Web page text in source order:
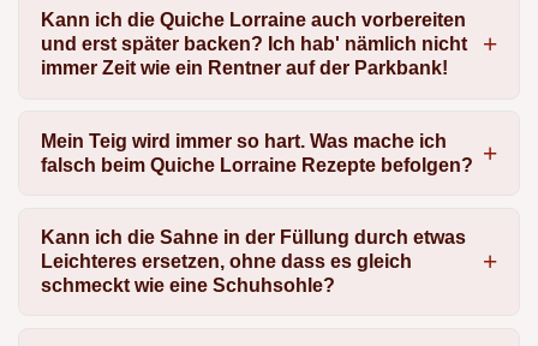
Kann ich die Quiche Lorraine auch vorbereiten
und erst später backen? Ich hab' nämlich nicht
immer Zeit wie ein Rentner auf der Parkbank!
Mein Teig wird immer so hart. Was mache ich
falsch beim Quiche Lorraine Rezepte befolgen?
Kann ich die Sahne in der Füllung durch etwas
Leichteres ersetzen, ohne dass es gleich
schmeckt wie eine Schuhsohle?